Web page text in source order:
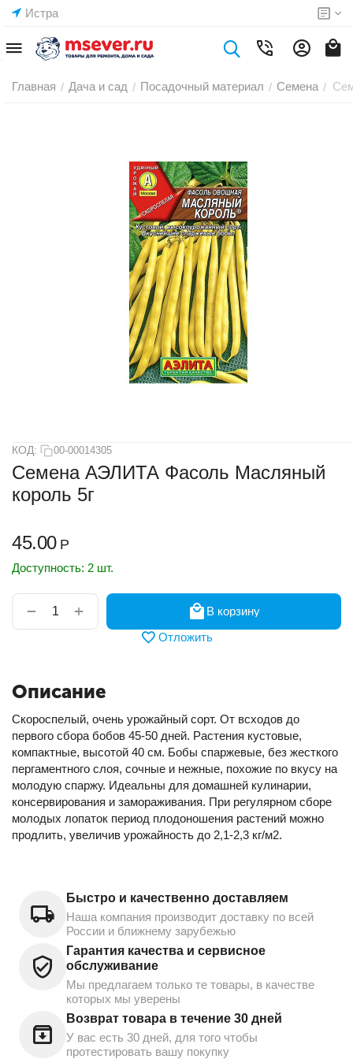
Истра
Главная / Дача и сад / Посадочный материал / Семена /
КОД: 00-00014305
Семена АЭЛИТА Фасоль Масляный
король 5г
45.00 Р
Доступность: 2 шт.
+
−
В корзину
Отложить
Описание
Скороспелый, очень урожайный сорт. От всходов до
первого сбора бобов 45-50 дней. Растения кустовые,
компактные, высотой 40 см. Бобы спаржевые, без жесткого
пергаментного слоя, сочные и нежные, похожие по вкусу на
молодую спаржу. Идеальны для домашней кулинарии,
консервирования и замораживания. При регулярном сборе
молодых лопаток период плодоношения растений можно
продлить, увеличив урожайность до 2,1-2,3 кг/м2.
Быстро и качественно доставляем
Наша компания производит доставку по всей
России и ближнему зарубежью
Гарантия качества и сервисное
обслуживание
Мы предлагаем только те товары, в качестве
которых мы уверены
Возврат товара в течение 30 дней
У вас есть 30 дней, для того чтобы
протестировать вашу покупку